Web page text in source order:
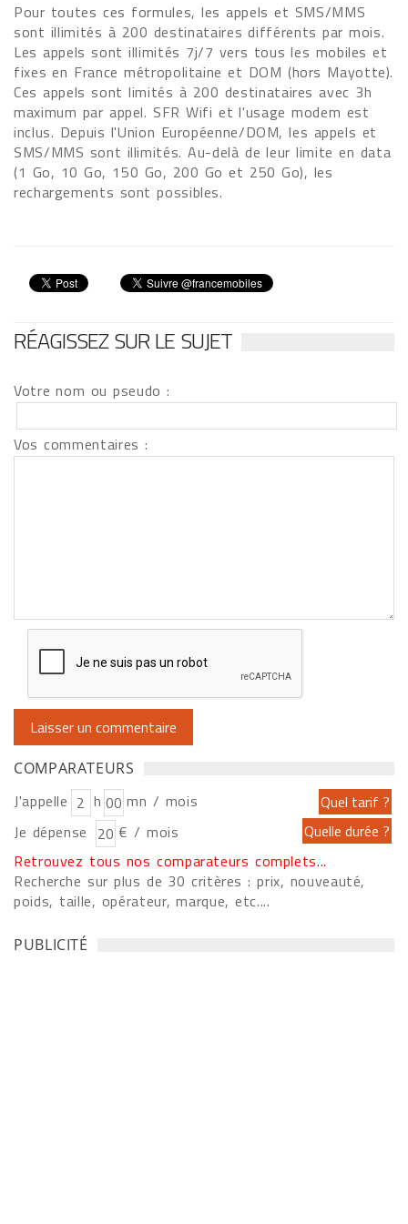
Pour toutes ces formules, les appels et SMS/MMS
sont illimités à 200 destinataires différents par mois.
Les appels sont illimités 7j/7 vers tous les mobiles et
fixes en France métropolitaine et DOM (hors Mayotte).
Ces appels sont limités à 200 destinataires avec 3h
maximum par appel. SFR Wifi et l'usage modem est
inclus. Depuis l'Union Européenne/DOM, les appels et
SMS/MMS sont illimités. Au-delà de leur limite en data
(1 Go, 10 Go, 150 Go, 200 Go et 250 Go), les
rechargements sont possibles.
RÉAGISSEZ SUR LE SUJET
Votre nom ou pseudo :
Vos commentaires :
COMPARATEURS
J'appelle h
mn / mois
Je dépense
€ / mois
Retrouvez tous nos comparateurs complets...
Recherche sur plus de 30 critères : prix, nouveauté,
poids, taille, opérateur, marque, etc....
PUBLICITÉ